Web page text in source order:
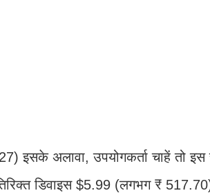
अलावा, उपयोगकर्ता चाहें तो इस
डिवाइस $5.99 (लगभग ₹